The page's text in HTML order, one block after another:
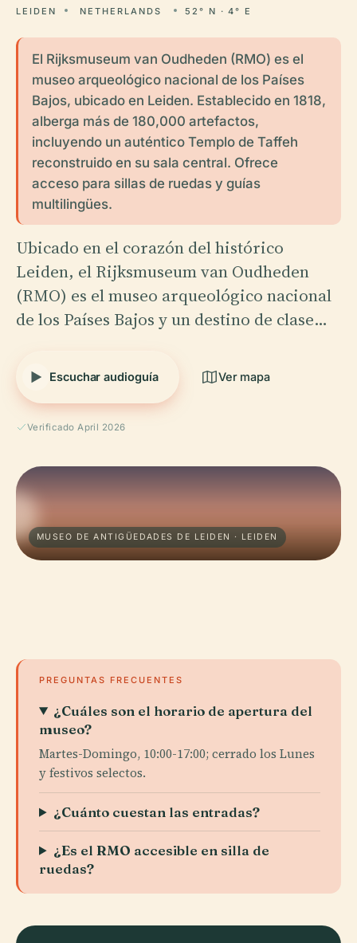
LEIDEN NETHERLANDS 52° N · 4° E
El Rijksmuseum van Oudheden (RMO) es el
museo arqueológico nacional de los Países
Bajos, ubicado en Leiden. Establecido en 1818,
alberga más de 180,000 artefactos,
incluyendo un auténtico Templo de Taffeh
reconstruido en su sala central. Ofrece
acceso para sillas de ruedas y guías
multilingües.
Ubicado en el corazón del histórico
Leiden, el Rijksmuseum van Oudheden
(RMO) es el museo arqueológico nacional
de los Países Bajos y un destino de clase…
Escuchar audioguía Ver mapa
Verificado April 2026
MUSEO DE ANTIGÜEDADES DE LEIDEN · LEIDEN
PREGUNTAS FRECUENTES
¿Cuáles son el horario de apertura del
museo?
Martes-Domingo, 10:00-17:00; cerrado los Lunes
y festivos selectos.
¿Cuánto cuestan las entradas?
¿Es el RMO accesible en silla de
ruedas?